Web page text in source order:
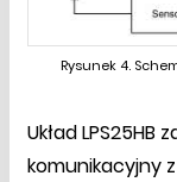
Rysunek 4.
Układ
komunikacyjny z